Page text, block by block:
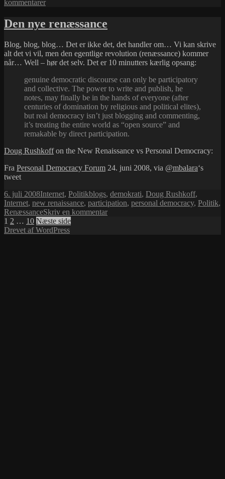
kommentarer
WordPress
Den nye renæssance
Blog, blog, blog… Det er ikke det, det handler om… Vi kan skrive
alt det vi vil, men den egentlige revolution (renæssance) kommer
når… Well – hør det selv. Det er 10 minutters kærlig opsang:
genuine democratic discourse can only be participatory
and collective. The power to write and publish, he
notes, may finally be in the hands of everyone (after
centuries of domination by religious and political elites),
but real democracy isn’t just blogging and commenting,
it’s treating the entire world as “open source” and
remakable by direct participation.
Doug Rushkoffon the New Renaissance vs Personal Democracy:
Fra Personal Democracy Forum 24. juni 2008, via @mbalara‘s
tweet
Udgivet
i
6. juli 2008Kategorier
Internet, PolitikTags
blogs, demokrati, Doug Rushkoff,
Internet, new renaissance, participation, personal democracy, Politik,
RenæssanceSkriv en kommentartil
Indlægsinddeling
Side
1 Side
2 … Side
10 Næste side
Drevet af WordPress